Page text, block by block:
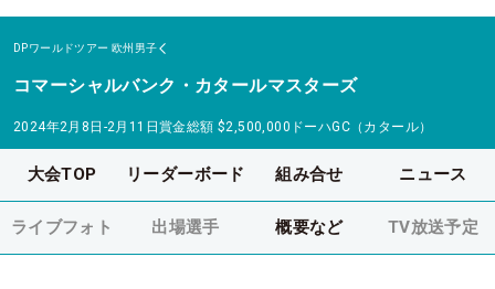
DPワールドツアー 欧州男子
コマーシャルバンク・カタールマスターズ
2024年2月8日-2月11日賞金総額 $2,500,000 ドーハGC（カタール）
大会TOP リーダーボード 組み合せ ニュース
ライブフォト 出場選手 概要など TV放送予定